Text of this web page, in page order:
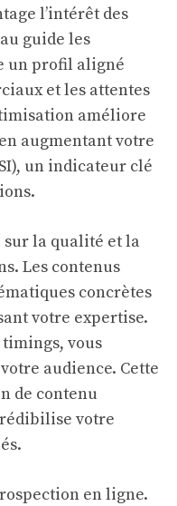
l’intérêt des
guide les
un profil aligné
et les attentes
améliore
augmentant votre
un indicateur clé
la qualité et la
Les contenus
concrètes
votre expertise.
vous
audience. Cette
de contenu
votre
en ligne.